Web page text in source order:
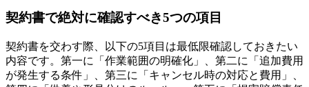
契約書で絶対に確認すべき5つの項目
契約書を交わす際、以下の5項目は最低限確認しておきたい
内容です。第一に「作業範囲の明確化」、第二に「追加費用
が発生する条件」、第三に「キャンセル時の対応と費用」、